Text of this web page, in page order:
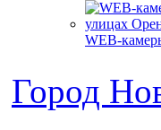
WEB-
Город